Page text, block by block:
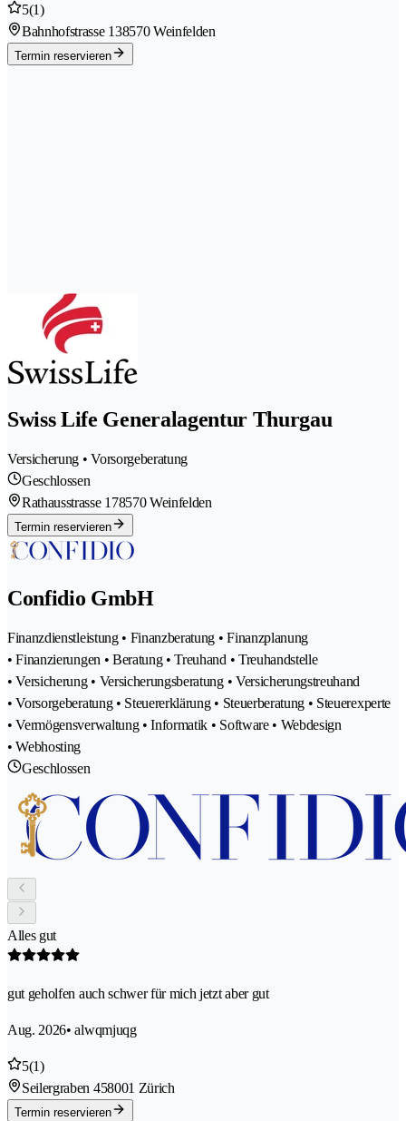
5(1)
Bahnhofstrasse 138570 Weinfelden
Termin reservieren
Swiss Life Generalagentur Thurgau
Versicherung • Vorsorgeberatung
Geschlossen
Rathausstrasse 178570 Weinfelden
Termin reservieren
Confidio GmbH
Finanzdienstleistung • Finanzberatung • Finanzplanung
• Finanzierungen • Beratung • Treuhand • Treuhandstelle
• Versicherung • Versicherungsberatung • Versicherungstreuhand
• Vorsorgeberatung • Steuererklärung • Steuerberatung • Steuerexperte
• Vermögensverwaltung • Informatik • Software • Webdesign
• Webhosting
Geschlossen
Alles gut
gut geholfen auch schwer für mich jetzt aber gut
Aug. 2026• alwqmjuqg
5(1)
Seilergraben 458001 Zürich
Termin reservieren